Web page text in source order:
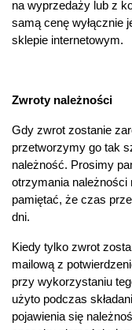
na wyprzedaży lub z
samą cenę wyłącznie
sklepie internetowym.
Zwroty należności
Gdy zwrot zostanie
przetworzymy go tak
należność. Prosimy
otrzymania należności
pamiętać, że czas
dni.
Kiedy tylko zwrot
mailową z
przy wykorzystaniu
użyto podczas
pojawienia się